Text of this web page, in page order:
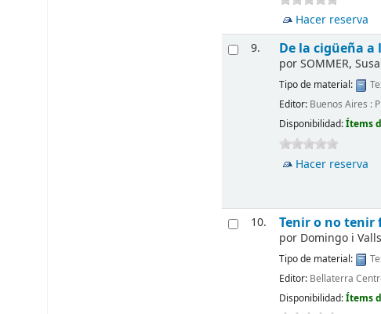
Hacer reserva
9.
De la cigüeña
porSOMMER,
Tipo de material:
Editor: Buenos Aires :
Disponibilidad:Ítems
Hacer reserva
10. Tenir o no tenir
por Domingo i
Tipo de material:
Editor: Bellaterra
Disponibilidad:Ítems